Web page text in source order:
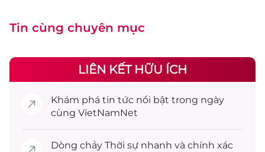
Tin cùng chuyên mục
LIÊN KẾT HỮU ÍCH
Khám phá tin tức nổi bật trong ngày
cùng VietNamNet
Dòng chảy Thời sự nhanh và chính xác